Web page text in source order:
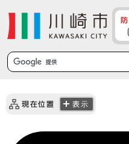
現在位置 表示